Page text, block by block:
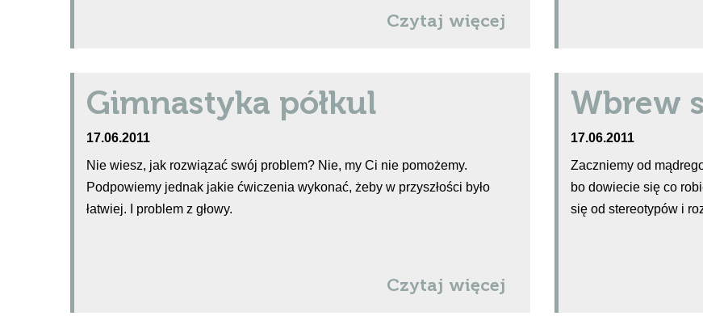
Czytaj więcej
Gimnastyka półkul
17.06.2011
Nie wiesz, jak rozwiązać swój problem? Nie, my Ci nie pomożemy.
Podpowiemy jednak jakie ćwiczenia wykonać, żeby w przyszłości było
łatwiej. I problem z głowy.
Czytaj więcej
Wbrew
17.06.2011
Zaczniemy od
bo dowiecie się co
się od stereotypów i